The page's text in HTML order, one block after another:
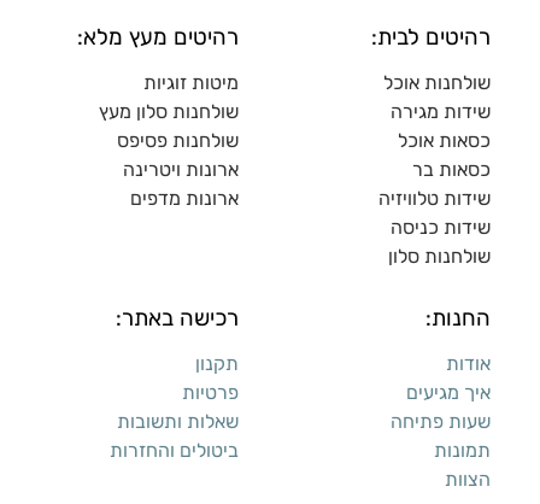
רהיטים לבית:
שולחנות אוכל
שידות מגירה
כסאות אוכל
כסאות בר
שידות טלוויזיה
שידות כניסה
שולחנות סלון
רהיטים מעץ מלא:
מיטות זוגיות
שולחנות סלון מעץ
שולחנות פסיפס
ארונות ויטרינה
ארונות מדפים
החנות:
אודות
איך מגיעים
שעות פתיחה
תמונות
הצוות
רכישה באתר:
תקנון
פרטיות
שאלות ותשובות
ביטולים והחזרות